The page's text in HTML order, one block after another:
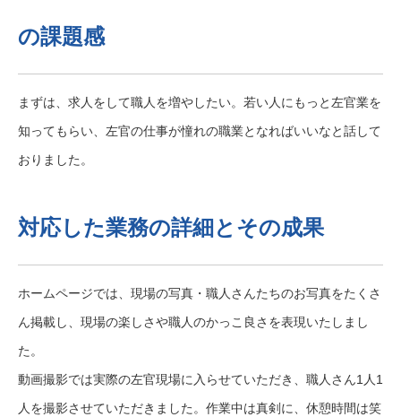
の課題感
まずは、求人をして職人を増やしたい。若い人にもっと左官業を
知ってもらい、左官の仕事が憧れの職業となればいいなと話して
おりました。
対応した業務の詳細とその成果
ホームページでは、現場の写真・職人さんたちのお写真をたくさ
ん掲載し、現場の楽しさや職人のかっこ良さを表現いたしまし
た。
動画撮影では実際の左官現場に入らせていただき、職人さん1人1
人を撮影させていただきました。作業中は真剣に、休憩時間は笑